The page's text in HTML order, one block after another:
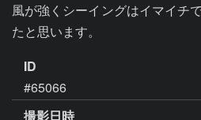
風が強くシーイングはイマイチ
たと思います。
ID
#65066
撮影日時